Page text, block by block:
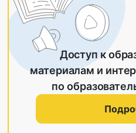
Доступ к
материалам и
по